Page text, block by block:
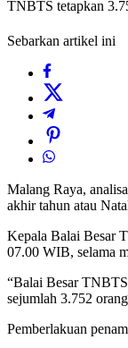
TNBTS tetapkan
Sebarkan artikel ini
Malang Raya,
akhir tahun atau
Kepala Balai Besar
07.00 WIB, selama
“Balai Besar
sejumlah 3.752
Pemberlakuan